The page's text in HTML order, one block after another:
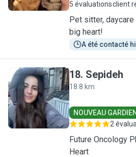
5 évaluationsclient
Pet sitter,
big heart!
A été contacté
S
18. Sepideh
18.8 km
NOUVEAU GARDIEN
2
Future Oncology
Heart